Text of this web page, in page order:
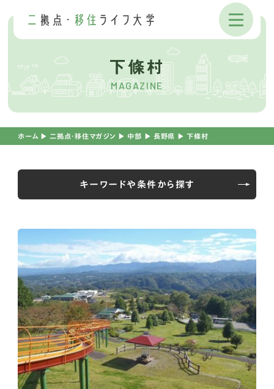
下條村
MAGAZINE
ホーム ▶︎ 二拠点・移住マガジン ▶︎ 中部 ▶︎ 長野県 ▶︎ 下條村
キーワードや条件から探す